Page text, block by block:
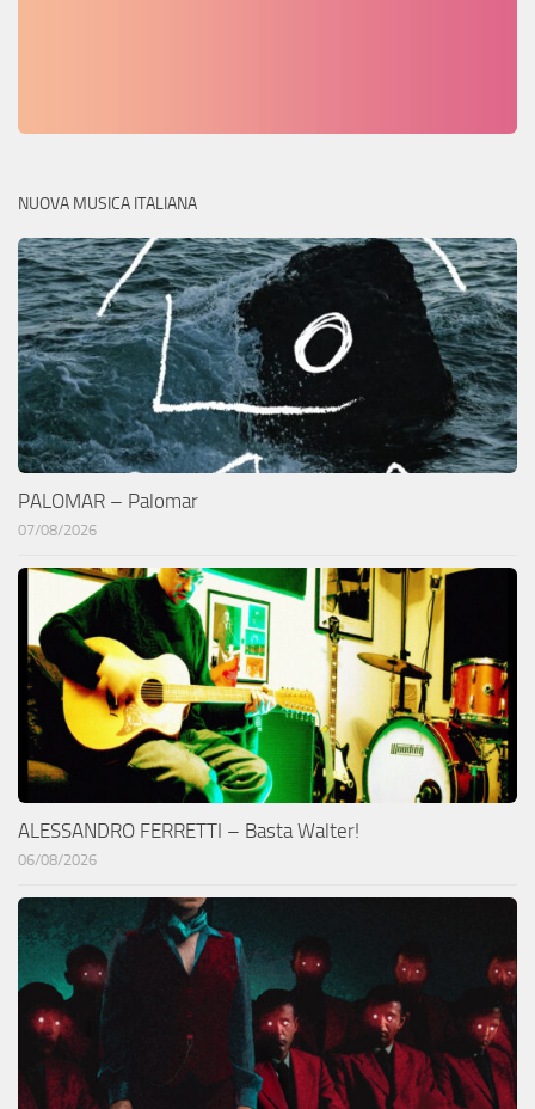
NUOVA MUSICA ITALIANA
PALOMAR – Palomar
07/08/2026
ALESSANDRO FERRETTI – Basta Walter!
06/08/2026